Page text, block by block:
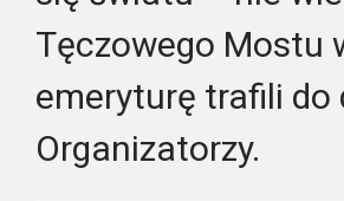
Tęczowego Mostu
emeryturę trafili
Organizatorzy.